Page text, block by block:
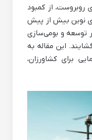
روبروست، از کمبود
نوین بیش از پیش
توسعه و بومی‌سازی
این مقاله به
برای کشاورزان،